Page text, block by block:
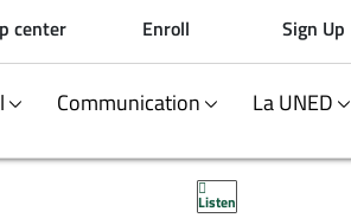
center Enroll Sign Up
Communication La UNED
Listen